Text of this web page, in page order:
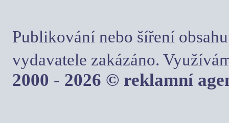
Publikování nebo šíření
vydavatele zakázáno.
2000 - 2026 © reklamní